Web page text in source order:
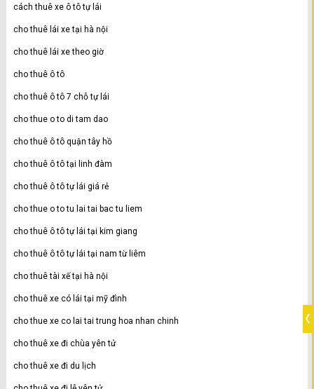
cách thuê xe ô tô tự lái
cho thuê lái xe tại hà nội
cho thuê lái xe theo giờ
cho thuê ô tô
cho thuê ô tô 7 chỗ tự lái
cho thue o to di tam dao
cho thuê ô tô quận tây hồ
cho thuê ô tô tại linh đàm
cho thuê ô tô tự lái giá rẻ
cho thue o to tu lai tai bac tu liem
cho thuê ô tô tự lái tại kim giang
cho thuê ô tô tự lái tại nam từ liêm
cho thuê tài xế tại hà nội
cho thuê xe có lái tại mỹ đình
cho thue xe co lai tai trung hoa nhan chinh
cho thuê xe đi chùa yên tử
cho thuê xe đi du lịch